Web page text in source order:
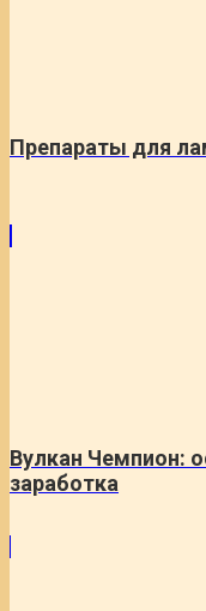
Препараты для
Вулкан Чемпион:
заработка